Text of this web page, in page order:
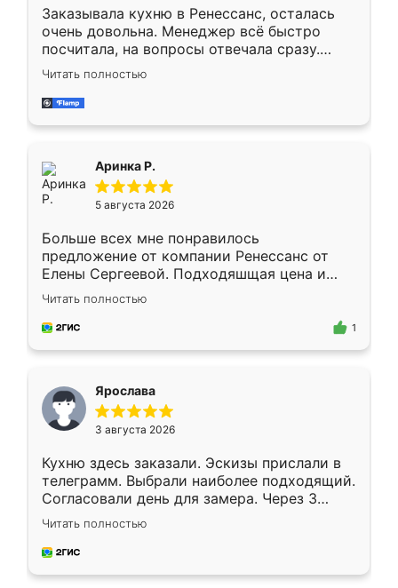
Заказывала кухню в Ренессанс, осталась
очень довольна. Менеджер всё быстро
посчитала, на вопросы отвечала сразу.
Замерщик приехал в субботу, подошёл к
делу со всей ответственностью. Собрали
за день, ребята работали аккуратно, даже
Читать полностью
Аринка Р.
5 августа 2026
Больше всех мне понравилось
предложение от компании Ренессанс от
Елены Сергеевой. Подходяшщая цена и
короткие сроки изготовления. Приехавший
для замера сотрудник Владислав
предложил по моему эскизу самый
Читать полностью
1
Ярослава
3 августа 2026
Кухню здесь заказали. Эскизы прислали в
телеграмм. Выбрали наиболее подходящий.
Согласовали день для замера. Через 3
недели кухня была уже готова. Остались
довольны работой. Спасибо Ренессанс
мебель за качественную работу!
Читать полностью